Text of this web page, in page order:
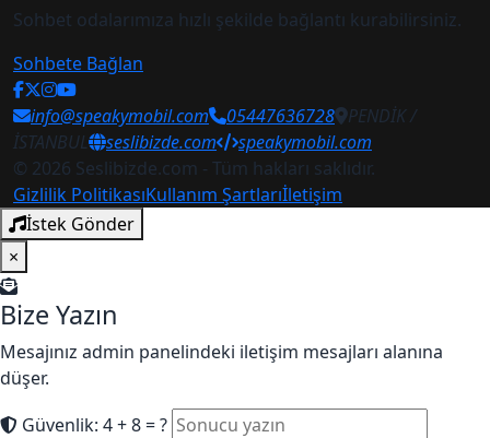
Sohbet odalarımıza hızlı şekilde bağlantı kurabilirsiniz.
Sohbete Bağlan
info@speakymobil.com 05447636728 PENDİK /
İSTANBUL
seslibizde.com
speakymobil.com
© 2026 Seslibizde.com - Tüm hakları saklıdır.
Gizlilik PolitikasıKullanım Şartlarıİletişim
İstek Gönder
×
Bize Yazın
Mesajınız admin panelindeki iletişim mesajları alanına
düşer.
Güvenlik: 4 + 8 = ?